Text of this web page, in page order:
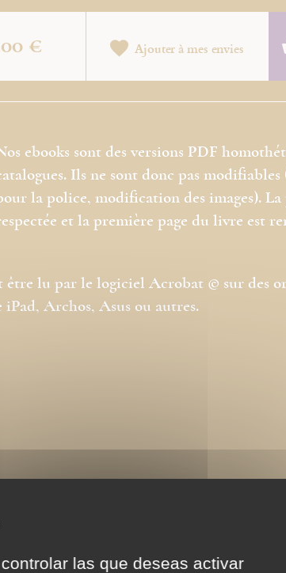
€ Ajouter à mes envies
ebooks sont des versions PDF
Ils ne sont donc pas
la police, modification des images).
et la première page du livre est
être lu par le logiciel Acrobat © sur des
Archos, Asus ou autres.
las que deseas activar